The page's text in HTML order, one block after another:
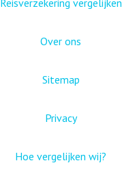
Over ons
Sitemap
Privacy
Hoe vergelijken wij?